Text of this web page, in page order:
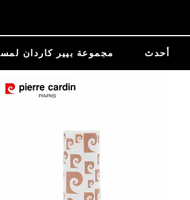
مجموعة بيير كاردان أحدث